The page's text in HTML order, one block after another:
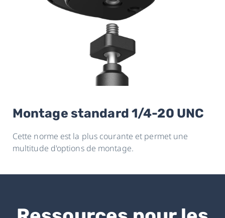
Montage standard 1/4-20 UNC
Cette norme est la plus courante et permet une
multitude d'options de montage.